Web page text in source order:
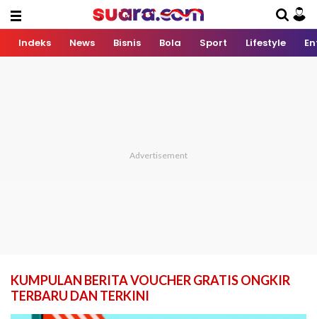
Indeks News Bisnis Bola Sport Lifestyle
KUMPULAN BERITA VOUCHER GRATIS ONGKIR
TERBARU DAN TERKINI